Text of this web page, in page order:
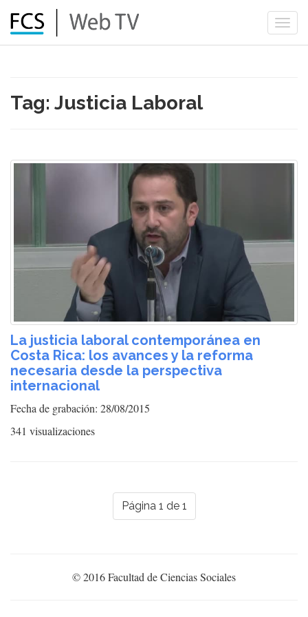
Tag: Justicia Laboral
La justicia laboral contemporánea en
Costa Rica: los avances y la reforma
necesaria desde la perspectiva
internacional
Fecha de grabación: 28/08/2015
341 visualizaciones
Página 1 de 1
© 2016 Facultad de Ciencias Sociales